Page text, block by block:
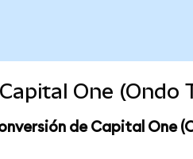
One
de Capital One